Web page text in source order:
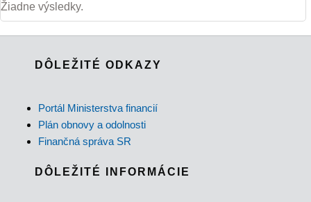
Žiadne výsledky.
DÔLEŽITÉ ODKAZY
Portál Ministerstva financií
Plán obnovy a odolnosti
Finančná správa SR
DÔLEŽITÉ INFORMÁCIE